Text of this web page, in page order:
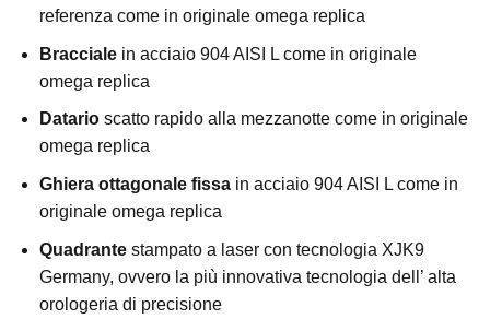
referenza come in originale omega replica
Braccialein acciaio 904 AISI L come in originale
omega replica
Datario scatto rapido alla mezzanotte come in originale
omega replica
Ghiera ottagonale fissain acciaio 904 AISI L come in
originale omega replica
Quadrantestampato a laser con tecnologia XJK9
Germany, ovvero la più innovativa tecnologia dell’ alta
orologeria di precisione